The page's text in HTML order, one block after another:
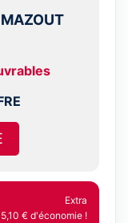
Extra
€ d'économie !